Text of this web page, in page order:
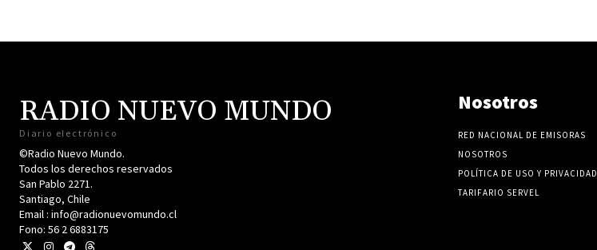
RADIO NUEVO MUNDO
Diario electrónico
©Radio Nuevo Mundo.
Todos los derechos reservados
San Pablo 2271.
Santiago, Chile
Email : info@radionuevomundo.cl
Fono: 56 2 6883175
Nosotros
RED NACIONAL DE EMISORAS
NOSOTROS
POLÍTICA DE USO Y PRIVACIDAD
TARIFARIO SERVEL